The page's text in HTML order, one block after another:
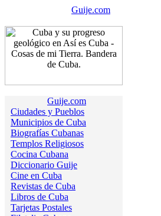
Guije.com
Guije.com
Ciudades y Pueblos
Municipios de Cuba
Biografías Cubanas
Templos Religiosos
Cocina Cubana
Diccionario Guije
Cine en Cuba
Revistas de Cuba
Libros de Cuba
Tarjetas Postales